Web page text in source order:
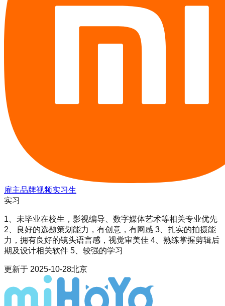
雇主品牌视频实习生
实习
1、未毕业在校生，影视编导、数字媒体艺术等相关专业优先
2、良好的选题策划能力，有创意，有网感 3、扎实的拍摄能
力，拥有良好的镜头语言感，视觉审美佳 4、熟练掌握剪辑后
期及设计相关软件 5、较强的学习
更新于 2025-10-28北京